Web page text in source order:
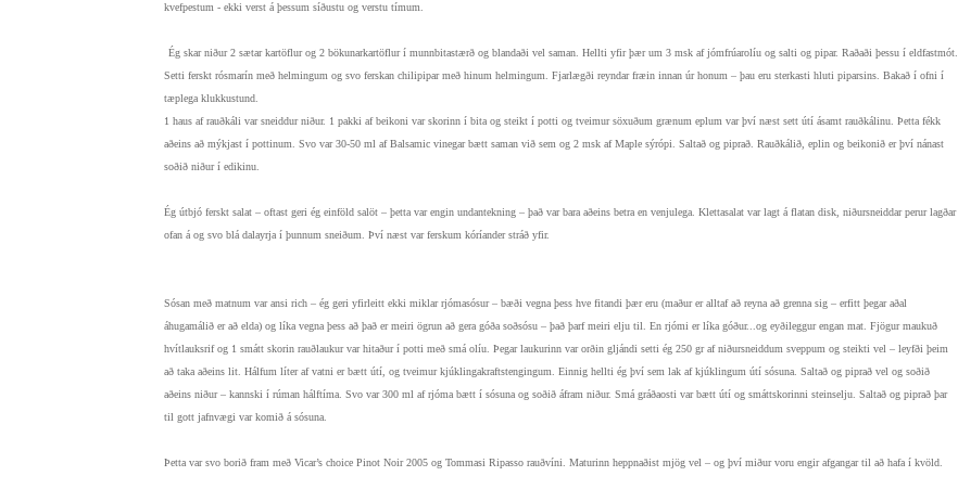
kvefpestum - ekki verst á þessum síðustu og verstu tímum.
Ég skar niður 2 sætar kartöflur og 2 bökunarkartöflur í munnbitastærð og blandaði vel saman. Hellti yfir þær um 3 msk af jómfrúarolíu og salti og pipar. Raðaði þessu í eldfastmót.
Setti ferskt rósmarín með helmingum og svo ferskan chilipipar með hinum helmingum. Fjarlægði reyndar fræin innan úr honum – þau eru sterkasti hluti piparsins. Bakað í ofni í
tæplega klukkustund.
1 haus af rauðkáli var sneiddur niður. 1 pakki af beikoni var skorinn í bita og steikt í potti og tveimur söxuðum grænum eplum var því næst sett útí ásamt rauðkálinu. Þetta fékk
aðeins að mýkjast í pottinum. Svo var 30-50 ml af Balsamic vinegar bætt saman við sem og 2 msk af Maple sýrópi. Saltað og piprað. Rauðkálið, eplin og beikonið er því nánast
soðið niður í edikinu.
Ég útbjó ferskt salat – oftast geri ég einföld salöt – þetta var engin undantekning – það var bara aðeins betra en venjulega. Klettasalat var lagt á flatan disk, niðursneiddar perur lagðar
ofan á og svo blá dalayrja í þunnum sneiðum. Því næst var ferskum kóríander stráð yfir.
Sósan með matnum var ansi rich – ég geri yfirleitt ekki miklar rjómasósur – bæði vegna þess hve fitandi þær eru (maður er alltaf að reyna að grenna sig – erfitt þegar aðal
áhugamálið er að elda) og líka vegna þess að það er meiri ögrun að gera góða soðsósu – það þarf meiri elju til. En rjómi er líka góður...og eyðileggur engan mat. Fjögur maukuð
hvítlauksrif og 1 smátt skorin rauðlaukur var hitaður í potti með smá olíu. Þegar laukurinn var orðin gljándi setti ég 250 gr af niðursneiddum sveppum og steikti vel – leyfði þeim
að taka aðeins lit. Hálfum líter af vatni er bætt útí, og tveimur kjúklingakraftstengingum. Einnig hellti ég því sem lak af kjúklingum útí sósuna. Saltað og piprað vel og soðið
aðeins niður – kannski í rúman hálftíma. Svo var 300 ml af rjóma bætt í sósuna og soðið áfram niður. Smá gráðaosti var bætt útí og smáttskorinni steinselju. Saltað og piprað þar
til gott jafnvægi var komið á sósuna.
Þetta var svo borið fram með Vicar’s choice Pinot Noir 2005 og Tommasi Ripasso rauðvíni. Maturinn heppnaðist mjög vel – og því miður voru engir afgangar til að hafa í kvöld.